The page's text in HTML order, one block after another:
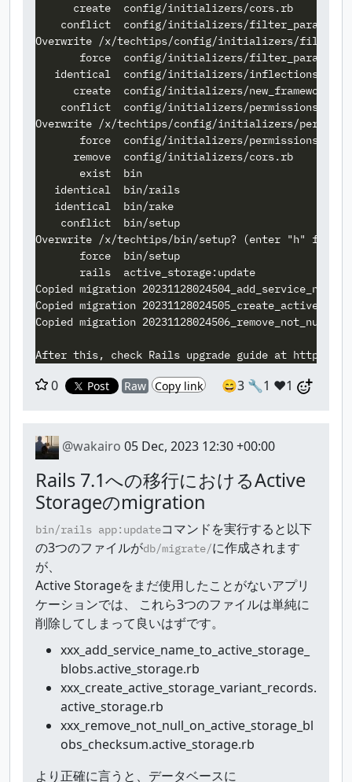
      create  config/initializers/cors.rb
conflict  config/initializers/
Overwrite /x/techtips/config/initializers/
force  config/initializers/
   identical  config/initializers/inflections.rb
create  config/initializers/
conflict  config/initializers/
Overwrite /x/techtips/config/initializers/
force  config/initializers/
      remove  config/initializers/cors.rb
       exist  bin
   identical  bin/rails
   identical  bin/rake
    conflict  bin/setup
Overwrite /x/techtips/bin/setup? (enter "h" for
       force  bin/setup
       rails  active_storage:update
Copied migration
Copied migration
Copied migration
0 Post Raw Copy link 😄3 🔧1 ❤️1
@wakairo 05 Dec, 2023 12:30 +00:00
Rails 7.1への移行におけるActive
Storageのmigration
bin/rails app:updateコマンドを実行すると以下
の3つのファイルがdb/migrate/に作成されます
が、
Active Storageをまだ使用したことがないアプリ
ケーションでは、 これら3つのファイルは単純に
削除してしまって良いはずです。
xxx_add_service_name_to_active_storage_
blobs.active_storage.rb
xxx_create_active_storage_variant_records.
active_storage.rb
xxx_remove_not_null_on_active_storage_bl
obs_checksum.active_storage.rb
より正確に言うと、データベースに